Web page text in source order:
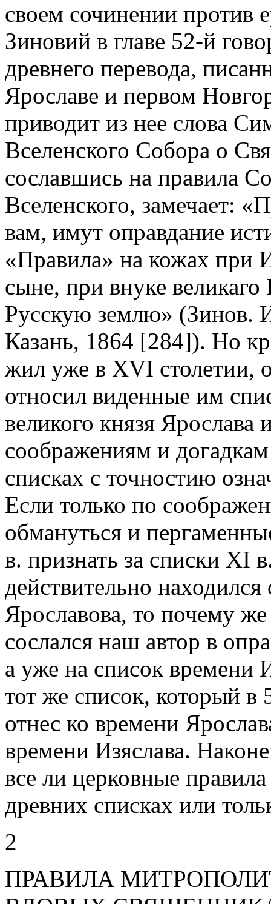
своем сочинении против
Зиновий в главе 52-й
древнего перевода,
Ярославе и первом
приводит из нее слова
Вселенского Собора о
сославшись на правила
Вселенского, замечает:
вам, имут оправдание
«Правила» на кожах при
сыне, при внуке
Русскую землю» (Зинов.
Казань, 1864 [284]). Но
жил уже в XVI столетии,
относил виденные им
великого князя Ярослава
соображениям и
списках с точностию
Если только по
обмануться и
в. признать за списки XI
действительно
Ярославова, то почему
сослался наш автор в
а уже на список времени
тот же список, который в
отнес ко времени
времени Изяслава.
все ли церковные
древних списках или
2
ПРАВИЛА